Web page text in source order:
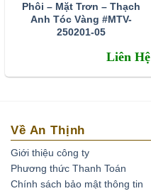
Phôi – Mặt Trơn – Thạch
Anh Tóc Vàng #MTV-
250201-05
Liên Hệ
Về An Thịnh
Giới thiệu công ty
Phương thức Thanh Toán
Chính sách bảo mật thông tin